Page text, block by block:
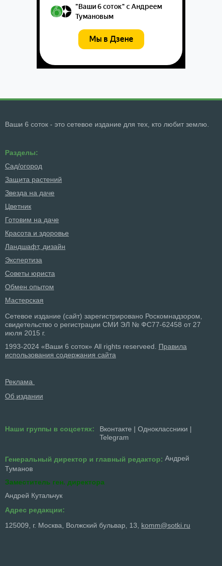
Ваши 6 соток - это сетевое издание для тех, кто любит землю.
Разделы:
Сад/огород
Защита растений
Звезда на даче
Цветник
Готовим на даче
Красота и здоровье
Ландшафт, дизайн
Экспертиза
Советы юриста
Обмен опытом
Мастерская
Сетевое издание (сайт) зарегистрировано Роскомнадзором,
свидетельство о регистрации СМИ ЭЛ № ФС77-62458 от 27
июля 2015 г.
1993-2024 «Ваши 6 соток» All rights reserveed. Правила
использования содержания сайта
Реклама
Об издании
Наши группы в соцсетях: Вконтакте | Одноклассники |
Telegram
Генеральный директор и главный редактор: Андрей
Туманов
Заместитель ген. директора
Андрей Кутальчук
Адрес редакции:
125009, г. Москва, Волжский бульвар, 13, komm@sotki.ru